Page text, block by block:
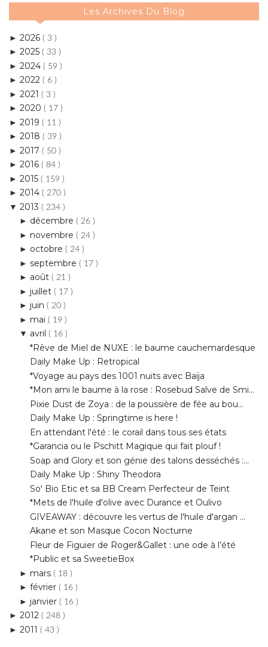
2024
► 2022 ( 6 )
► 2021 ( 3 )
► 2020( 17 )
► 2019 ( 11 )
► 2018( 39 )
► 2017 ( 50 )
► 2016 ( 84 )
► 2015 ( 159 )
► 2014 ( 270 )
▼ 2013 ( 234 )
►décembre
►novembre
►octobre
► septembre ( 17 )
► août( 21 )
► juillet( 17 )
► juin( 20 )
► mai( 19 )
▼avril( 16 )
*Rêve de Miel de NUXE : le baume cauchemardesque
Daily Make Up : Retropical
*Voyage au pays des 1001 nuits avec Baïja
*Mon ami le baume à la rose : Rosebud Salve de Smi...
Pixie Dust de Zoya : de la poussière de fée au bou...
Daily Make Up : Springtime is here !
En attendant l'été : le corail dans tous ses états
*Garancia ou le Pschitt Magique qui fait plouf !
Soap and Glory et son génie des talons desséchés :...
Daily Make Up : Shiny Theodora
So' Bio Etic et sa BB Cream Perfecteur de Teint
*Mets de l'huile d'olive avec Durance et Oulivo
GIVEAWAY : découvre les vertus de l'huile d'argan ...
Akane et son Masque Cocon Nocturne
Fleur de Figuier de Roger&Gallet : une ode à l’été
*Public et sa SweetieBox
mars( 18 )
février( 16 )
janvier ( 16 )
2012( 248 )
2011( 43 )